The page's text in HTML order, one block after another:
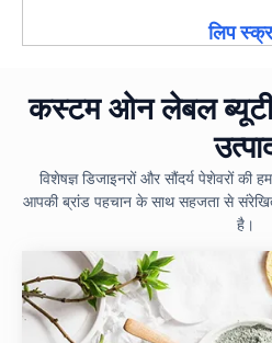
लिप
कस्टम ओन लेबल
विशेषज्ञ डिजाइनरों और सौंदर्य पेशेवरों की
आपकी ब्रांड पहचान के साथ सहजता से
है।